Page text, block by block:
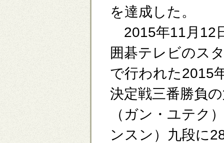
を達成した。
2015年11月12
囲碁テレビのス
で行われた2015
決定戦三番勝負
（ガン・ユテク
ンスン）九段に